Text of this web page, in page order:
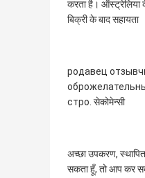
करता है। ऑस्ट्रेलिया
बिक्री के बाद सहायता
родавец
стро. सेकोमेन्सी
अच्छा उपकरण,
सकता हूँ, तो आप कर